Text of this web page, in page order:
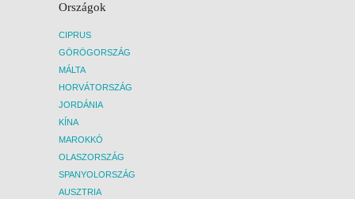
Országok
CIPRUS
GÖRÖGORSZÁG
MÁLTA
HORVÁTORSZÁG
JORDÁNIA
KÍNA
MAROKKÓ
OLASZORSZÁG
SPANYOLORSZÁG
AUSZTRIA